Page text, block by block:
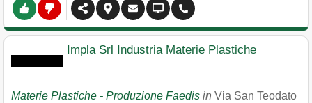
Impla Srl Industria Materie Plastiche
Materie Plastiche - Produzione Faedis in Via San Teodato